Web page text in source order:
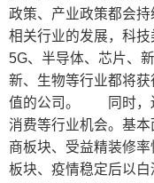
政策、产业政策都会
相关行业的发展，科技
5G、半导体、芯片、
新、生物等行业都将
值的公司。 同时，
消费等行业机会。基
商板块、受益精装修
板块、疫情稳定后以